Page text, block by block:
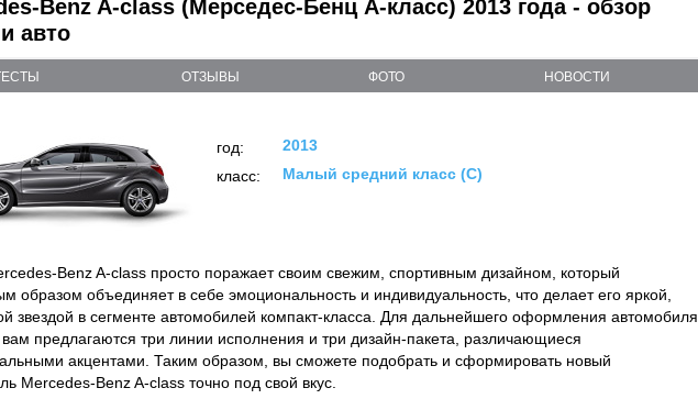
Benz A-class (Мерседес-Бенц А-класс) 2013 года - обзор
авто
ОТЗЫВЫ ФОТО НОВОСТИ
год:
2013
класс:
Малый средний класс (C)
Benz A-class просто поражает своим свежим, спортивным дизайном, который
образом объединяет в себе эмоциональность и индивидуальность, что делает его яркой,
звездой в сегменте автомобилей компакт-класса. Для дальнейшего оформления автомобиля
предлагаются три линии исполнения и три дизайн-пакета, различающиеся
акцентами. Таким образом, вы сможете подобрать и сформировать новый
Mercedes-Benz A-class точно под свой вкус.